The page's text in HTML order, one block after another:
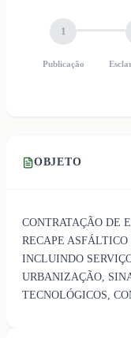
1
Publicação
OBJETO
CONTRATAÇÃO DE
RECAPE ASFÁLTICO
INCLUINDO
URBANIZAÇÃO,
TECNOLÓGICOS,